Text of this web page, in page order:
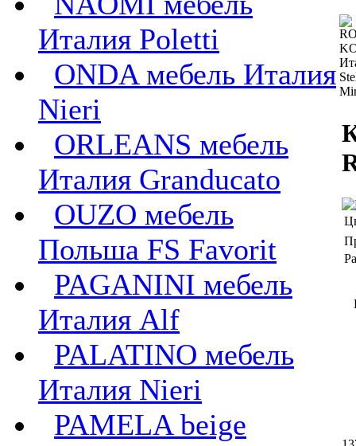
Италия Poletti
ONDA мебель Италия
Nieri
ORLEANS мебель
Италия Granducato
OUZO мебель
Польша FS Favorit
PAGANINI мебель
Италия Alf
PALATINO мебель
Италия Nieri
PAMELA beige